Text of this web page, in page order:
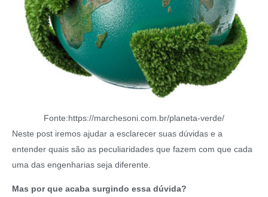
Fonte:https://marchesoni.com.br/planeta-verde/
Neste post iremos ajudar a esclarecer suas dúvidas e a
entender quais são as peculiaridades que fazem com que cada
uma das engenharias seja diferente.
Mas por que acaba surgindo essa dúvida?